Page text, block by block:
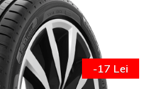
-17 Lei